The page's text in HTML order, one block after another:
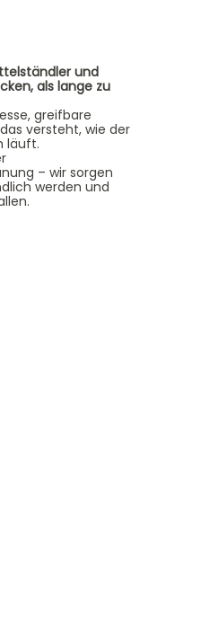
und
als lange zu
greifbare
versteht, wie der
läuft.
– wir sorgen
werden und